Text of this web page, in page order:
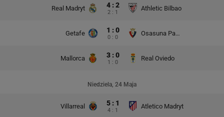
Real Madryt 4 : 2
2 : 1
Athletic Bilbao
Getafe 1 : 0
0 : 0
Osasuna Pampeluna
Mallorca 3 : 0
1 : 0
Real Oviedo
Niedziela, 24 Maja
Villarreal 5 : 1
4 : 1
Atletico Madryt